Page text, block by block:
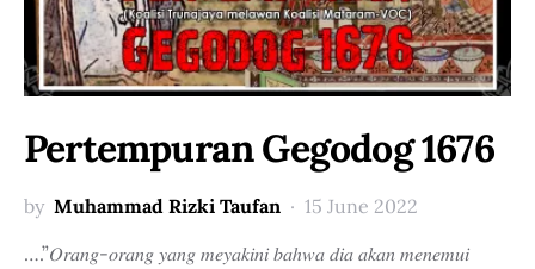
Pertempuran Gegodog 1676
by Muhammad Rizki Taufan
15 June 2022
….”𝑂𝑟𝑎𝑛𝑔-𝑜𝑟𝑎𝑛𝑔 𝑦𝑎𝑛𝑔 𝑚𝑒𝑦𝑎𝑘𝑖𝑛𝑖 𝑏𝑎ℎ𝑤𝑎 𝑑𝑖𝑎 𝑎𝑘𝑎𝑛 𝑚𝑒𝑛𝑒𝑚𝑢𝑖